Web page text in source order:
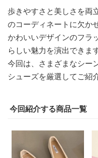
歩きやすさと美しさを両
のコーディネートに欠か
かわいいデザインのフラ
らしい魅力を演出できます
今回は、さまざまなシー
シューズを厳選してご紹
今回紹介する商品一覧